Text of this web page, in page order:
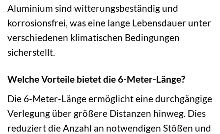
Aluminium sind witterungsbeständig und
korrosionsfrei, was eine lange Lebensdauer unter
verschiedenen klimatischen Bedingungen
sicherstellt.
Welche Vorteile bietet die 6-Meter-Länge?
Die 6-Meter-Länge ermöglicht eine durchgängige
Verlegung über größere Distanzen hinweg. Dies
reduziert die Anzahl an notwendigen Stößen und